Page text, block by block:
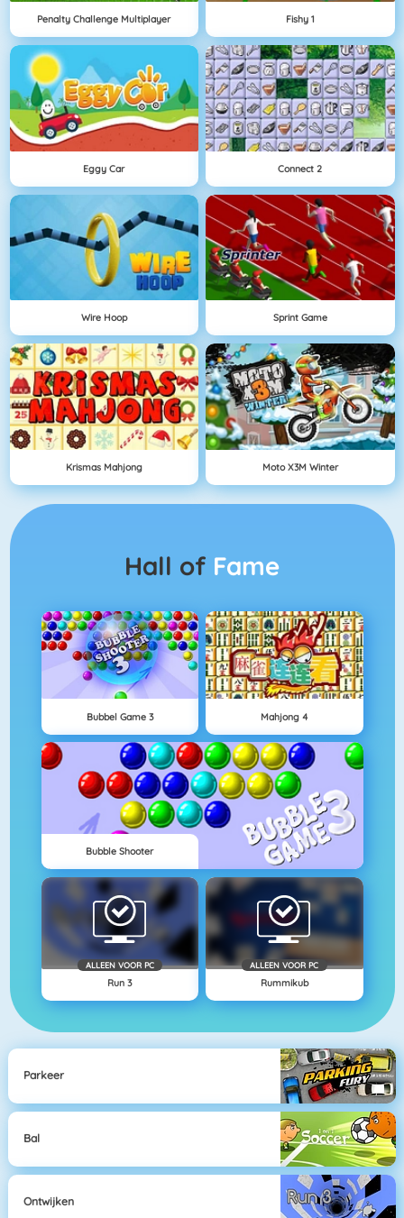
Penalty Challenge Multiplayer Fishy 1
Eggy Car Connect 2
Wire Hoop Sprint Game
Krismas Mahjong Moto X3M Winter
Hall of Fame
Bubbel Game 3 Mahjong 4
Bubble Shooter
ALLEEN VOOR PC
Run 3
ALLEEN VOOR PC
Rummikub
Parkeer
Bal
Ontwijken